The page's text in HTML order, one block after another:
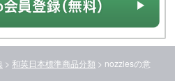
> 和英日本標準商品分類 > nozzlesの意